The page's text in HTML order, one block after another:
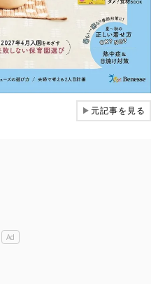
▶元記事を見る